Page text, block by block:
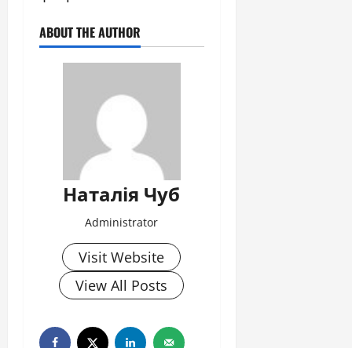
ABOUT THE AUTHOR
Наталія Чуб
Administrator
Visit Website
View All Posts